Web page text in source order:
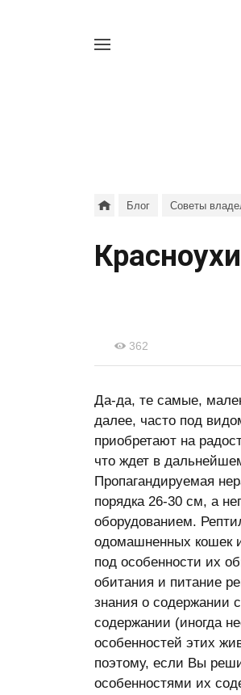
Блог Советы
362
Да-да, те самые,
далее, часто под
приобретают на
что ждет в
Пропагандируемая
порядка 26-30 см, а
оборудованием.
одомашненных кошек
под особенности их
обитания и питание
знания о содержании
содержании (иногда
особенностей этих
поэтому, если Вы
особенностями их